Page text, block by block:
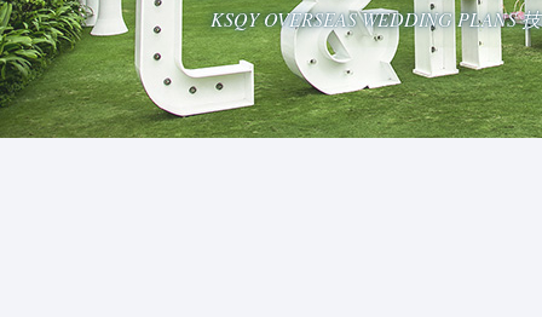
KSQY OVERSEAS WEDDING PLANS